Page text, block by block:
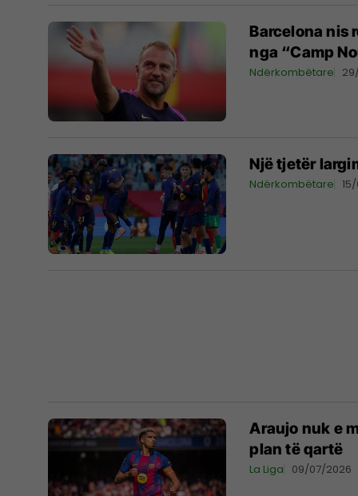
Barcelona nis
nga “Camp
Ndërkombëtare
Një tjetër
Ndërkombëtare
Araujo nuk e
plan të qartë
La Liga 09/07/2026